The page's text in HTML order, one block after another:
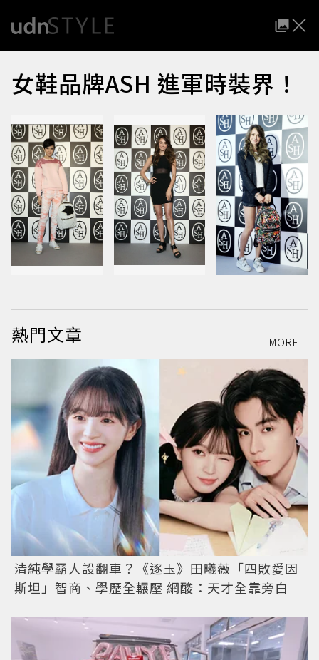
女鞋品牌ASH 進軍時裝界！
熱門文章 MORE
清純學霸人設翻車？《逐玉》田曦薇「四敗愛因
斯坦」智商、學歷全輾壓 網酸：天才全靠旁白